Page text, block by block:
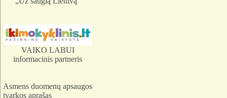
VAIKO LABUI
informacinis partneris
Asmens duomenų apsaugos
tvarkos aprašas